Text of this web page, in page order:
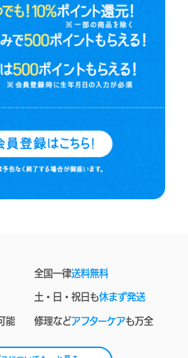
全国一律送料無料
土・日・祝日も休まず発送
能 修理などアフターケアも万全